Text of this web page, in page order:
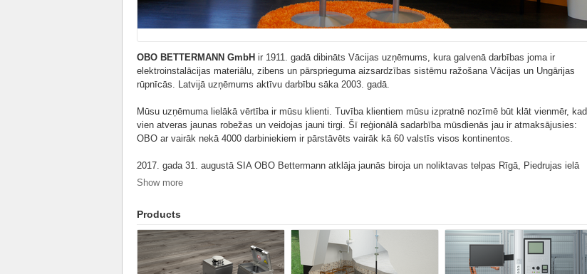
OBO BETTERMANN GmbH ir 1911. gadā dibināts Vācijas uzņēmums, kura galvenā darbības joma ir
elektroinstalācijas materiālu, zibens un pārsprieguma aizsardzības sistēmu ražošana Vācijas un Ungārijas
rūpnīcās. Latvijā uzņēmums aktīvu darbību sāka 2003. gadā.
Mūsu uzņēmuma lielākā vērtība ir mūsu klienti. Tuvība klientiem mūsu izpratnē nozīmē būt klāt vienmēr, kad
vien atveras jaunas robežas un veidojas jauni tirgi. Šī reģionālā sadarbība mūsdienās jau ir atmaksājusies:
OBO ar vairāk nekā 4000 darbiniekiem ir pārstāvēts vairāk kā 60 valstīs visos kontinentos.
2017. gada 31. augustā SIA OBO Bettermann atklāja jaunās biroja un noliktavas telpas Rīgā, Piedrujas ielā
7c. Klienti gaidīti plašajā 1500m2 noliktavā un 200 m2 birojā ar izstāžu zāli.
inovatīvās sistēmās. Uzziniet, kā mūsu saistītie risinājumi daudzos un dažādos projektos visā pasaulē veido
ēku elektrotehnisko infrastruktūru.
Show more
Products